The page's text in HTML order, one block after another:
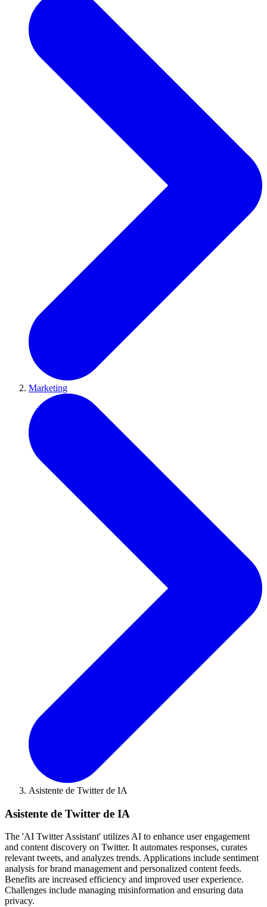
Marketing
Asistente de Twitter de IA
Asistente de Twitter de IA
The 'AI Twitter Assistant' utilizes AI to enhance user engagement
and content discovery on Twitter. It automates responses, curates
relevant tweets, and analyzes trends. Applications include sentiment
analysis for brand management and personalized content feeds.
Benefits are increased efficiency and improved user experience.
Challenges include managing misinformation and ensuring data
privacy.